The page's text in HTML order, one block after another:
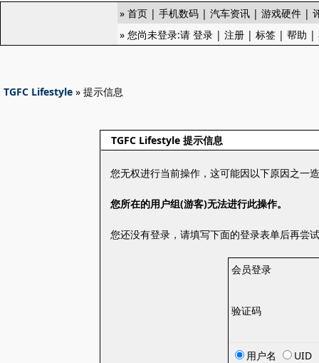
» 首页 | 手机数码 | 汽车资讯 | 游戏硬件 |
» 您尚未登录:请 登录 | 注册 | 标签 | 帮助 |
TGFC Lifestyle » 提示信息
TGFC Lifestyle 提示信息
您无权进行当前操作，这可能因以下原因之一
您所在的用户组(游客)无法进行此操作。
您还没有登录，请填写下面的登录表单后再尝
会员登录
验证码
用户名
UID